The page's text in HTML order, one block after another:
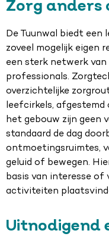
Zorg anders
De Tuunwal biedt een
zoveel mogelijk eigen
een sterk netwerk van
professionals.
overzichtelijke
leefcirkels, afgestemd
het gebouw zijn geen
standaard de dag
ontmoetingsruimtes,
geluid of bewegen.
basis van interesse of
activiteiten
Uitnodigend